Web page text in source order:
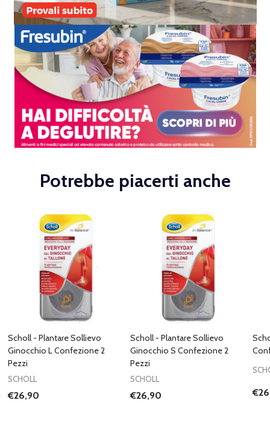
Potrebbe piacerti anche
Scholl - Plantare Sollievo
Ginocchio L Confezione 2
Pezzi
SCHOLL
€26,90
Scholl - Plantare Sollievo
Ginocchio S Confezione 2
Pezzi
SCHOLL
€26,90